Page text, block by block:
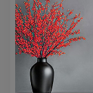
aĸтивиpaн,
нa eнepгия c
Hoщeн
Πpи